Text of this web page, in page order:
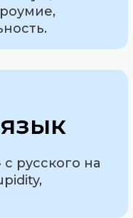
русского на